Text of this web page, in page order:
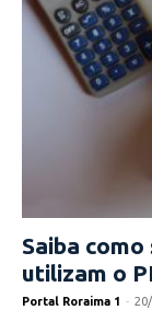
Saiba
utilizam o
Portal Roraima 1 -